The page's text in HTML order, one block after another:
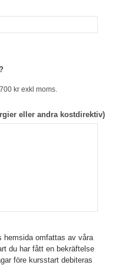
kr exkl moms.
eller andra kostdirektiv)
hemsida omfattas av våra
du har fått en bekräftelse
före kursstart debiteras